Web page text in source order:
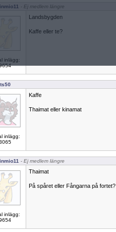
- Ej medlem längre
inlägg:
Landsbygden
Kaffe eller te?
inlägg:
Kaffe
Thaimat eller kinamat
- Ej medlem längre
inlägg:
Thaimat
På spåret eller Fångarna på fortet?